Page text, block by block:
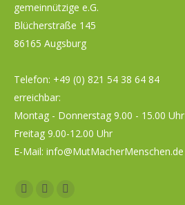
gemeinnützige e.G.
Blücherstraße 145
86165 Augsburg
Telefon: +49 (0) 821 54 38 64 84
erreichbar:
Montag - Donnerstag 9.00 - 15.00 Uhr
Freitag 9.00-12.00 Uhr
E-Mail: info@MutMacherMenschen.de
Facebook
YouTubeInstagram